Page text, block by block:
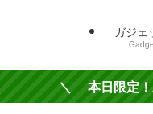
ガジェ
＼ 本日限定